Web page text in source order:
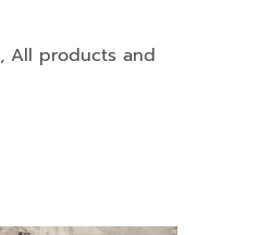
, All products and